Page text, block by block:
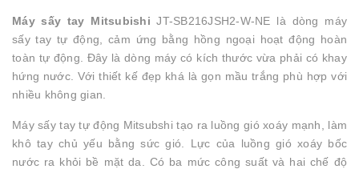
Máy sấy tay Mitsubishi JT-SB216JSH2-W-NE là dòng máy
sấy tay tự động, cảm ứng bằng hồng ngoại hoạt động hoàn
toàn tự động. Đây là dòng máy có kích thước vừa phải có khay
hứng nước. Với thiết kế đẹp khá là gọn mầu trắng phù hợp với
nhiều không gian.
Máy sấy tay tự động Mitsubshi tạo ra luồng gió xoáy mạnh, làm
khô tay chủ yếu bằng sức gió. Lực của luồng gió xoáy bốc
nước ra khỏi bề mặt da. Có ba mức công suất và hai chế độ